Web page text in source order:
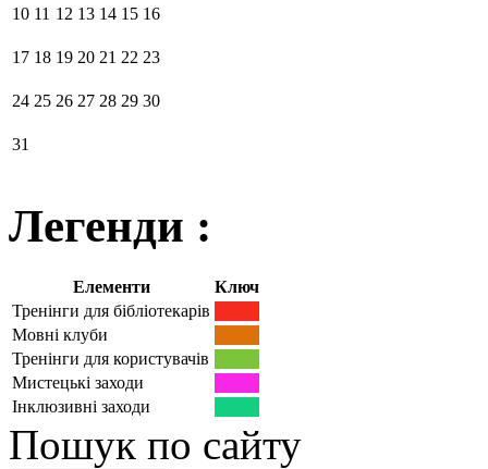
10 11 12 13 14 15 16
17 18 19 20 21 22 23
24 25 26 27 28 29 30
31
Легенди :
Елементи
Ключ
Тренінги для бібліотекарів
Мовні клуби
Тренінги для користувачів
Мистецькі заходи
Інклюзивні заходи
Пошук по сайту